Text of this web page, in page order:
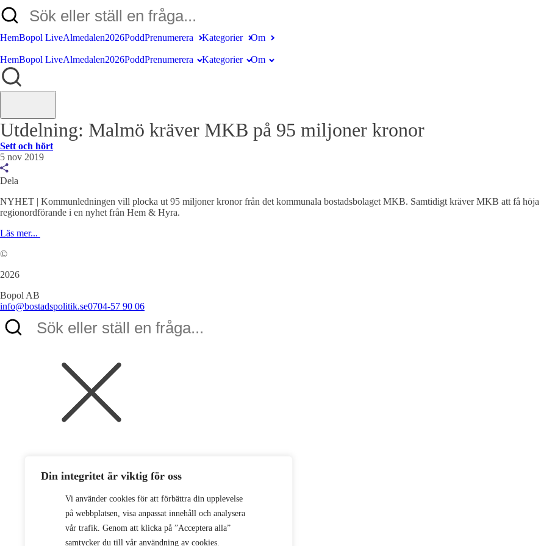
Din integritet är viktig för oss
Vi använder cookies för att förbättra din upplevelse
på webbplatsen, visa anpassat innehåll och analysera
vår trafik. Genom att klicka på ”Acceptera alla”
samtycker du till vår användning av cookies.
HemBopol LiveAlmedalen2026PoddPrenumerera Kategorier Om
HemBopol LiveAlmedalen2026PoddPrenumerera Kategorier Om
Utdelning: Malmö kräver MKB på 95 miljoner kronor
Sett och hört
5 nov 2019
Dela
NYHET | Kommunledningen vill plocka ut 95 miljoner kronor från det kommunala bostadsbolaget MKB. Samtidigt kräver MKB att få
regionordförande i en nyhet från Hem & Hyra.
Läs mer...
©
2026
Bopol AB
info@bostadspolitik.se0704-57 90 06